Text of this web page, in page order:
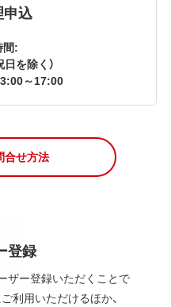
込
間:
日を除く）
～17:00
合せ方法
登録
ザー登録いただくことで
利用いただけるほか、